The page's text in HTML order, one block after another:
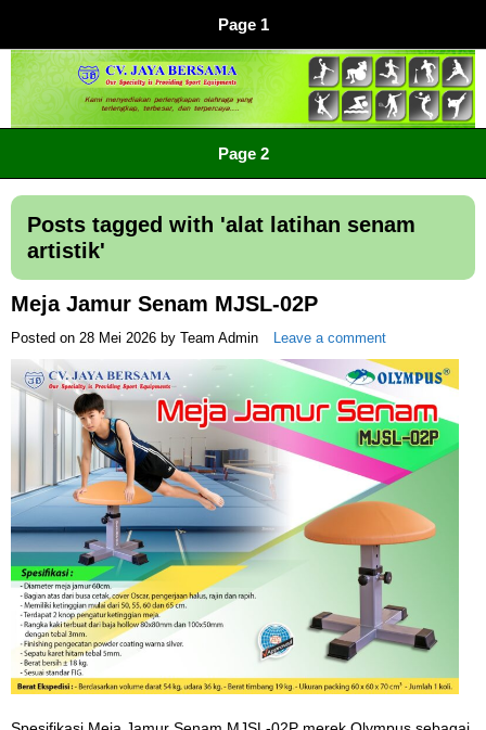
Page 1
CV JAYA BERSAMA Co Id
Menyediakan Semua Perlengkapan Olahraga Yang
Page 2
Posts tagged with 'alat latihan senam
artistik'
Meja Jamur Senam MJSL-02P
Posted on 28 Mei 2026 by Team Admin Leave a comment